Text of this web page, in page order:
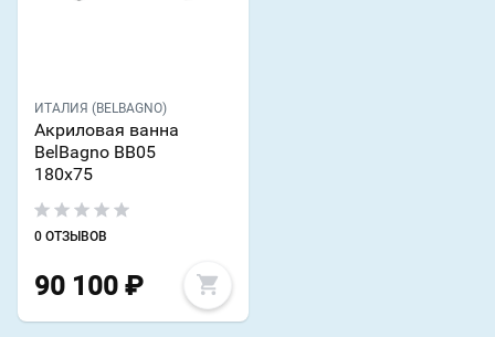
ИТАЛИЯ (BELBAGNO)
Акриловая ванна
BelBagno BB05
180х75
0 ОТЗЫВОВ
90 100 ₽